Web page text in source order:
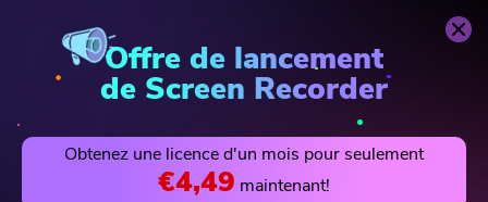
Offre de lancement
de Screen Recorder
Obtenez une licence d'un mois pour seulement
€4,49 maintenant!
PowerMyMac